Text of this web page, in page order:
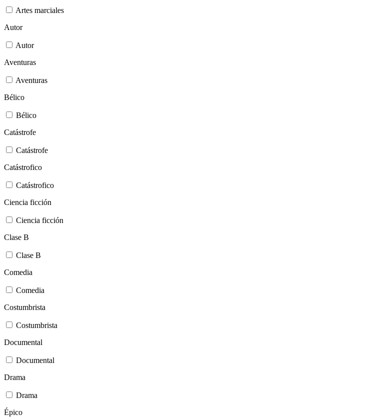
Artes marciales
Autor
Autor
Aventuras
Aventuras
Bélico
Bélico
Catástrofe
Catástrofe
Catástrofico
Catástrofico
Ciencia ficción
Ciencia ficción
Clase B
Clase B
Comedia
Comedia
Costumbrista
Costumbrista
Documental
Documental
Drama
Drama
Épico